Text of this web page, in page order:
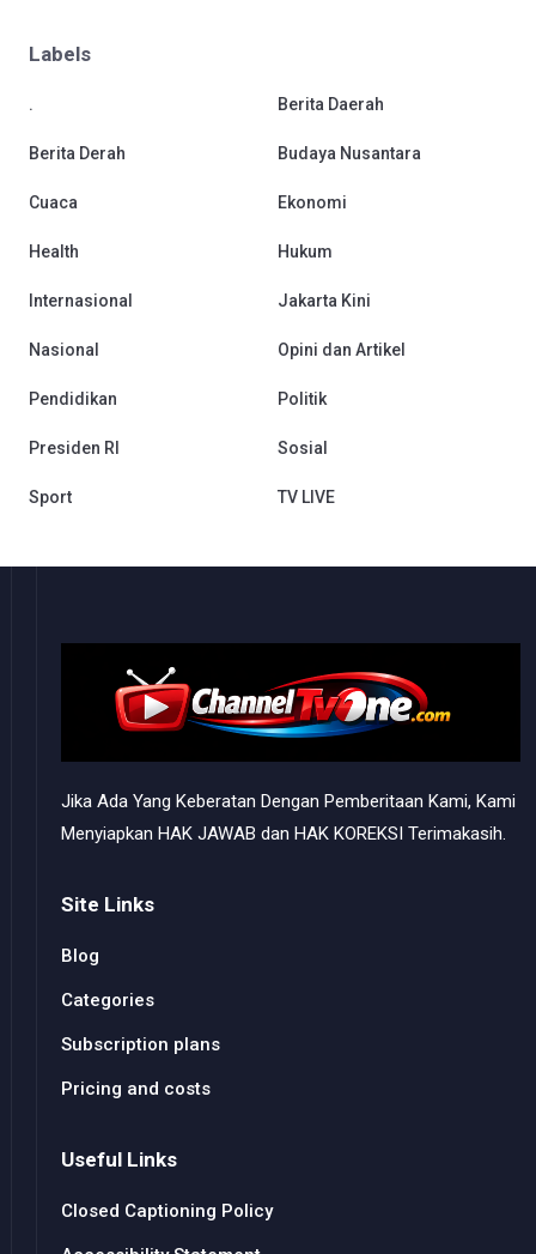
Labels
. Berita Daerah
Berita Derah Budaya Nusantara
Cuaca Ekonomi
Health Hukum
Internasional Jakarta Kini
Nasional Opini dan Artikel
Pendidikan Politik
Presiden RI Sosial
Sport TV LIVE
Jika Ada Yang Keberatan Dengan Pemberitaan Kami, Kami
Menyiapkan HAK JAWAB dan HAK KOREKSI Terimakasih.
Site Links
Blog
Categories
Subscription plans
Pricing and costs
Useful Links
Closed Captioning Policy